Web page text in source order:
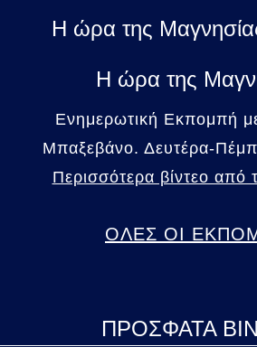
Η ώρα της
Η ώρα της
Ενημερωτική Εκπομπή
Μπαξεβάνο. Δευτέρα-
Περισσότερα βίντεο από
ΟΛΕΣ ΟΙ
ΠΡΟΣΦΑΤΑ